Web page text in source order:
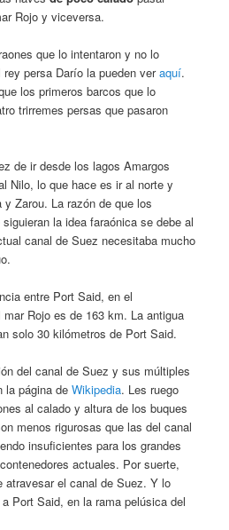
Rojo y viceversa.
que lo intentaron y no lo
persa Darío la pueden veraquí.
los primeros barcos que lo
trirremes persas que pasaron
de ir desde los lagos Amargos
Nilo, lo que hace es ir al norte y
Zarou. La razón de que los
la idea faraónica se debe al
canal de Suez necesitaba mucho
entre Port Said, en el
Rojo es de 163 km. La antigua
solo 30 kilómetros de Port Said.
del canal de Suez y sus múltiples
la página deWikipedia. Les ruego
al calado y altura de los buques
menos rigurosas que las del canal
insuficientes para los grandes
actuales. Por suerte,
atravesar el canal de Suez. Y lo
Port Said, en la rama pelúsica del